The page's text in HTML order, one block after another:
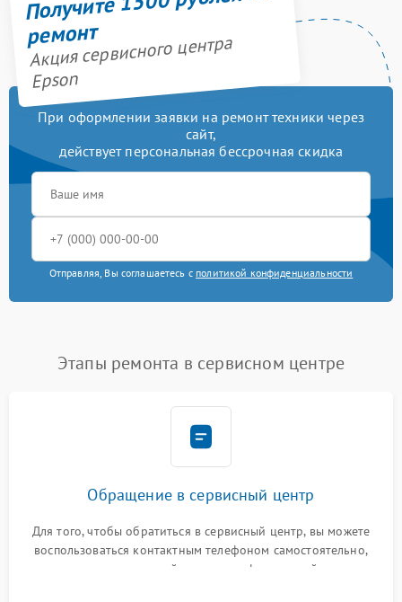
ремонт
Акция сервисного центра
Epson
При оформлении заявки на ремонт техники через
сайт,
действует персональная бессрочная скидка
Отправляя, Вы соглашаетесь с политикой конфиденциальности
Этапы ремонта в сервисном центре
Обращение в сервисный центр
Для того, чтобы обратиться в сервисный центр, вы можете
воспользоваться контактным телефоном самостоятельно,
или оставить свой номер телефона на сайте